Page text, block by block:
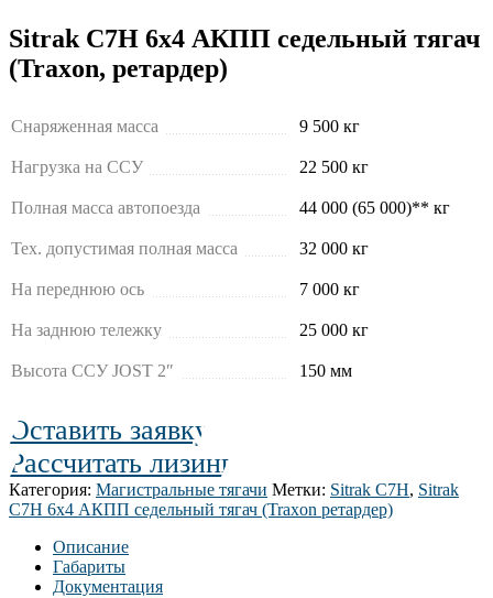
Sitrak C7H 6х4 АКПП седельный тягач
(Traxon, ретардер)
Снаряженная масса 9 500 кг
Нагрузка на ССУ 22 500 кг
Полная масса автопоезда 44 000 (65 000)** кг
Тех. допустимая полная масса 32 000 кг
На переднюю ось 7 000 кг
На заднюю тележку 25 000 кг
Высота ССУ JOST 2″ 150 мм
Оставить заявку
Рассчитать лизинг
Категория: Магистральные тягачи Метки: Sitrak C7H, Sitrak
C7H 6х4 АКПП седельный тягач (Traxon ретардер)
Описание
Габариты
Документация